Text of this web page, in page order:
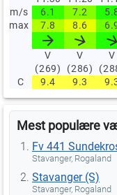
m/s
6.1 7.2
max
7.8 8.6
V
(269)
V
(286)
V
C
9.4 9.3
Mest populære
Fv 441
Stavanger, Rogaland
Stavanger (S)
Stavanger, Rogaland